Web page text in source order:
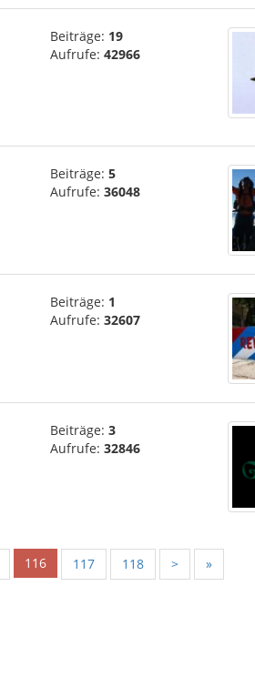
Beiträge: 19
Aufrufe: 42966
Beiträge: 5
Aufrufe: 36048
Beiträge: 1
Aufrufe: 32607
Beiträge: 3
Aufrufe: 32846
116 117 118 > »